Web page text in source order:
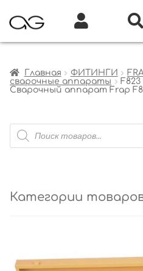
Главная ФИТИНГИ
сварочные аппараты
F823
Сварочный аппарат Frap
Поиск
товаров
Категории